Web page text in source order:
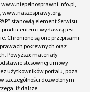
stanowią element Serwisu
producentem i wydawcą jest
Chronione są one przepisami
pokrewnych oraz
Powyższe materiały
stosownej umowy
użytkowników portalu, poza
szczególności dozwolonym
iż dalsze